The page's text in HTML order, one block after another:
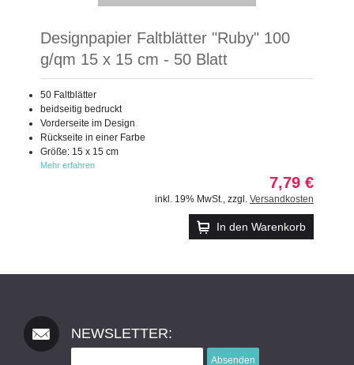
Designpapier Faltblätter "Ruby" 100
g/qm 15 x 15 cm - 50 Blatt
50 Faltblätter
beidseitig bedruckt
Vorderseite im Design
Rückseite in einer Farbe
Größe: 15 x 15 cm
Mehr erfahren
7,79 €
inkl. 19% MwSt. zzgl. Versandkosten
In den Warenkorb
NEWSLETTER:
Absenden